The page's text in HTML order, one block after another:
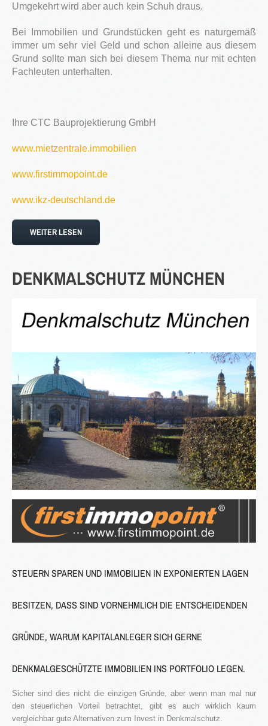
Umgekehrt wird aber auch kein Schuh draus.
Bei Immobilien und Grundstücken geht es naturgemäß
immer um sehr viel Geld und schon alleine aus diesem
Grund sollte man sich bei diesem Thema nur mit echten
Fachleuten unterhalten.
Ihre CTC Bauprojektierung GmbH
www.mietzentrale.immobilien
www.firstimmopoint.de
www.ikz-deutschland.de
WEITER LESEN
DENKMALSCHUTZ MÜNCHEN
STEUERN SPAREN UND IMMOBILIEN IN EXPONIERTEN LAGEN
BESITZEN, DASS SIND VORNEHMLICH DIE ENTSCHEIDENDEN
GRÜNDE, WARUM KAPITALANLEGER SICH GERNE
DENKMALGESCHÜTZTE IMMOBILIEN INS PORTFOLIO LEGEN.
Sicher sind dies nicht die einzigen Gründe, aber wenn man mal nur
den steuerlichen Vorteil betrachtet, gibt es auch wirklich kaum
vergleichbar gute Alternativen zum Invest in Denkmalschutz.